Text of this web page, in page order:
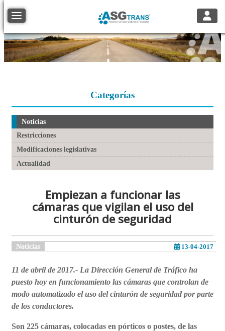
Toggle navigation
Categorías
Noticias
Restricciones
Modificaciones legislativas
Actualidad
Empiezan a funcionar las
cámaras que vigilan el uso del
cinturón de seguridad
Noticias 13-04-2017
11 de abril de 2017.- La Dirección General de Tráfico ha
puesto hoy en funcionamiento las cámaras que controlan de
modo automatizado el uso del cinturón de seguridad por parte
de los conductores.
Son 225 cámaras, colocadas en pórticos o postes, de las